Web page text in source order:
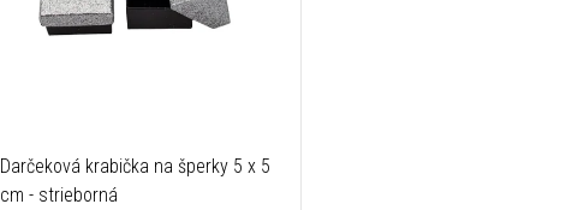
Darčeková krabička na šperky 5 x 5
cm - strieborná